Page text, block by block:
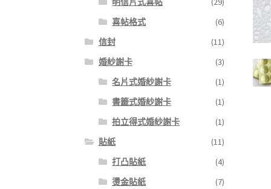
喜帖格式
(6)
信封
(11)
婚紗謝卡
(3)
名片式婚紗謝卡
(1)
書籤式婚紗謝卡
(1)
拍立得式婚紗謝卡
(1)
貼紙
(11)
打凸貼紙
(4)
燙金貼紙
(7)